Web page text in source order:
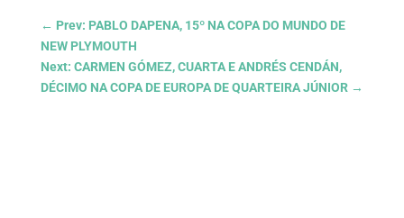
← Prev: PABLO DAPENA, 15º NA COPA DO MUNDO DE
NEW PLYMOUTH
Next: CARMEN GÓMEZ, CUARTA E ANDRÉS CENDÁN,
DÉCIMO NA COPA DE EUROPA DE QUARTEIRA JÚNIOR→